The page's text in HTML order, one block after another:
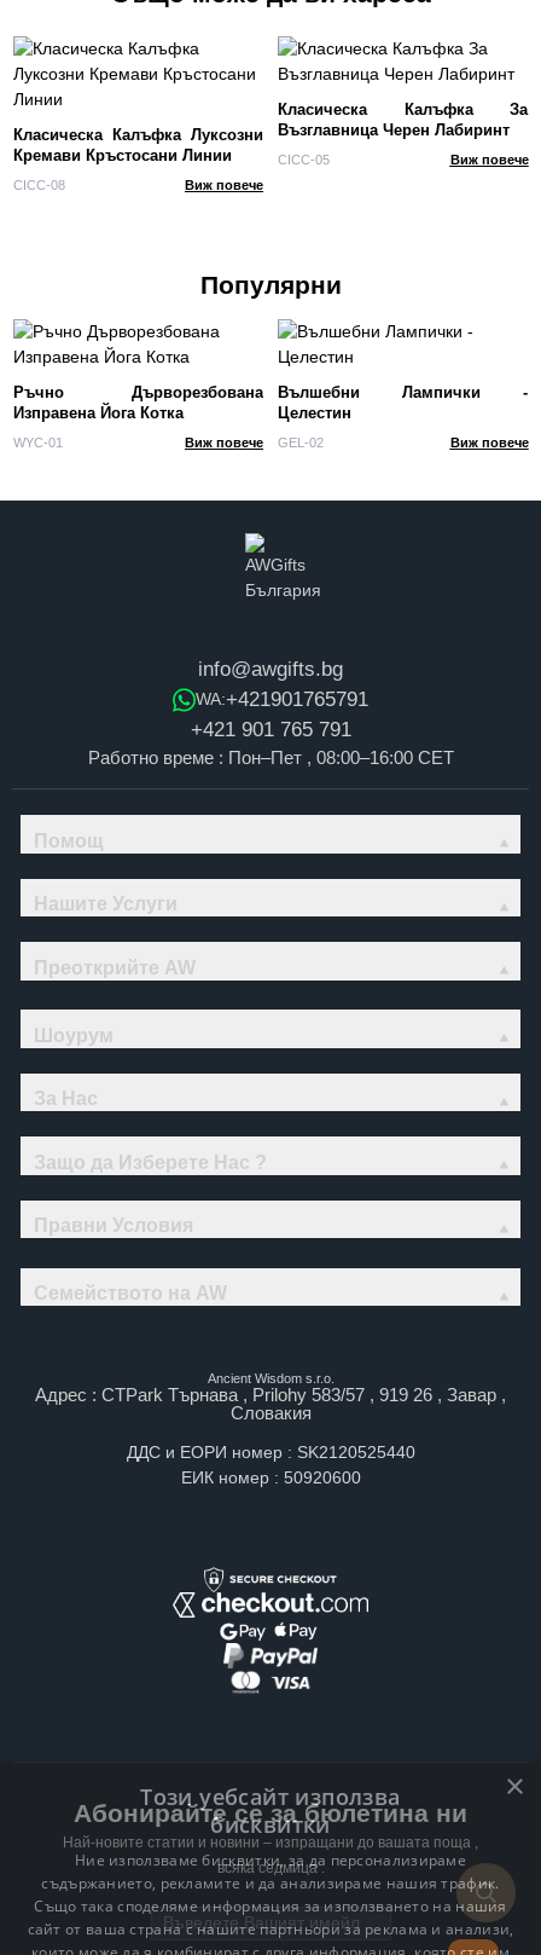
Класическа Калъфка Луксозни
Кремави Кръстосани Линии
CICC-08 Виж повече
Класическа Калъфка За
Възглавница Черен Лабиринт
CICC-05 Виж повече
Популярни
Ръчно Дърворезбована
Изправена Йога Котка
WYC-01 Виж повече
Вълшебни Лампички -
Целестин
GEL-02 Виж повече
info@awgifts.bg
WA:+421901765791
+421 901 765 791
Работно време : Пон–Пет , 08:00–16:00 CET
Помощ
Нашите Услуги
Преоткрийте AW
Шоурум
За Нас
Защо да Изберете Нас ?
Правни Условия
Семейството на AW
Ancient Wisdom s.r.o.
Адрес : CTPark Търнава , Prilohy 583/57 , 919 26 , Завар ,
Словакия
ДДС и ЕОРИ номер : SK2120525440
ЕИК номер : 50920600
Абонирайте се за бюлетина ни
Най-новите статии и новини – изпращани до вашата поща ,
всяка седмица .
Email address
×
Този уебсайт използва
бисквитки
Ние използваме бисквитки, за да персонализираме
съдържанието, рекламите и да анализираме нашия трафик.
Също така споделяме информация за използването на нашия
сайт от ваша страна с нашите партньори за реклама и анализи,